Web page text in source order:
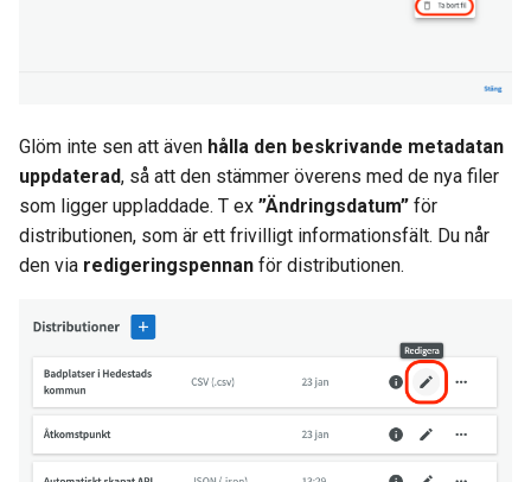
Glöm inte sen att även hålla den beskrivande metadatan
uppdaterad, så att den stämmer överens med de nya filer
som ligger uppladdade. T ex ”Ändringsdatum” för
distributionen, som är ett frivilligt informationsfält. Du når
den via redigeringspennan för distributionen.